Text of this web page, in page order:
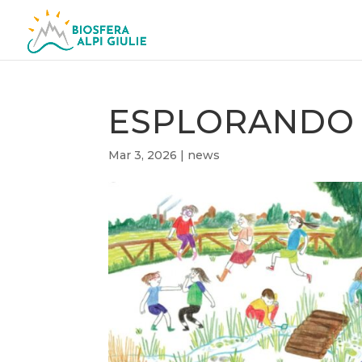
Mar 3, 2026 | news